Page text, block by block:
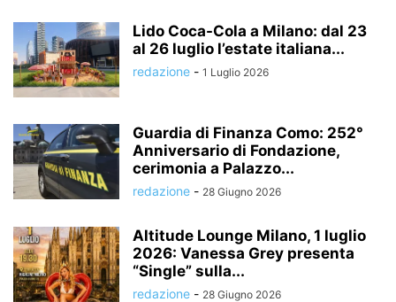
Lido Coca-Cola a Milano: dal 23
al 26 luglio l’estate italiana...
redazione - 1 Luglio 2026
Guardia di Finanza Como: 252°
Anniversario di Fondazione,
cerimonia a Palazzo...
redazione - 28 Giugno 2026
Altitude Lounge Milano, 1 luglio
2026: Vanessa Grey presenta
“Single” sulla...
redazione - 28 Giugno 2026